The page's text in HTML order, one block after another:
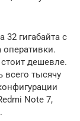
32 гигабайта с
оперативки.
дешевле.
всего тысячу
Note 7,